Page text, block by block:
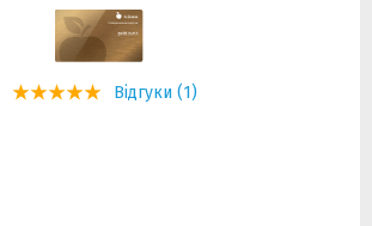
Відгуки (1)